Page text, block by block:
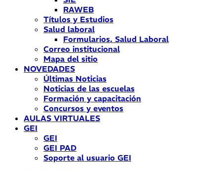
RAWEB
Títulos y Estudios
Salud laboral
Formularios. Salud Laboral
Correo institucional
Mapa del sitio
NOVEDADES
Últimas Noticias
Noticias de las escuelas
Formación y capacitación
Concursos y eventos
AULAS VIRTUALES
GEI
GEI
GEI PAD
Soporte al usuario GEI